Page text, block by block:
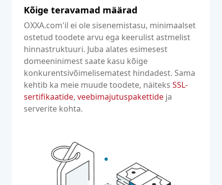
Kõige teravamad määrad
OXXA.com'il ei ole sisenemistasu, minimaalset
ostetud toodete arvu ega keerulist astmelist
hinnastruktuuri. Juba alates esimesest
domeeninimest saate kasu kõige
konkurentsivõimelisematest hindadest. Sama
kehtib ka meie muude toodete, näiteks SSL-
sertifikaatide, veebimajutuspakettide ja
serverite kohta.